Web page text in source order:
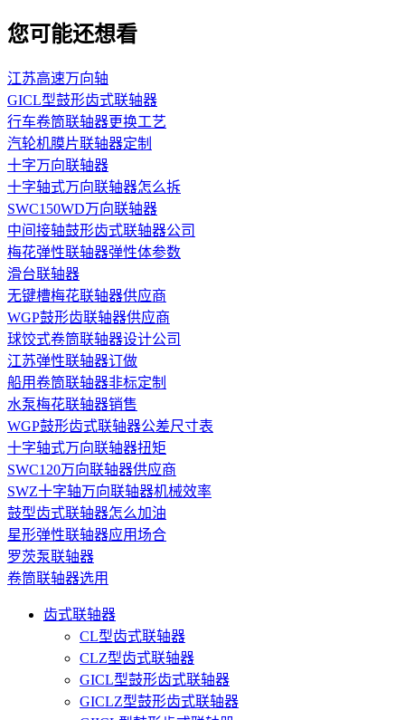
您可能还想看
江苏高速万向轴
GICL型鼓形齿式联轴器
行车卷筒联轴器更换工艺
汽轮机膜片联轴器定制
十字万向联轴器
十字轴式万向联轴器怎么拆
SWC150WD万向联轴器
中间接轴鼓形齿式联轴器公司
梅花弹性联轴器弹性体参数
滑台联轴器
无键槽梅花联轴器供应商
WGP鼓形齿联轴器供应商
球饺式卷筒联轴器设计公司
江苏弹性联轴器订做
船用卷筒联轴器非标定制
水泵梅花联轴器销售
WGP鼓形齿式联轴器公差尺寸表
十字轴式万向联轴器扭矩
SWC120万向联轴器供应商
SWZ十字轴万向联轴器机械效率
鼓型齿式联轴器怎么加油
星形弹性联轴器应用场合
罗茨泵联轴器
卷筒联轴器选用
齿式联轴器
CL型齿式联轴器
CLZ型齿式联轴器
GICL型鼓形齿式联轴器
GICLZ型鼓形齿式联轴器